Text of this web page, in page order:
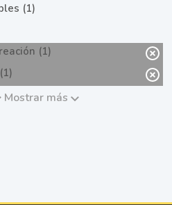
(1)
(1)
Mostrar más